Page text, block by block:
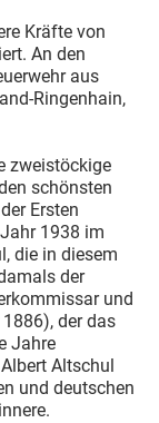
Kräfte von
An den
aus
Ringenhain,
zweistöckige
schönsten
Ersten
1938 im
die in diesem
der
und
der das
Jahre
Altschul
und deutschen